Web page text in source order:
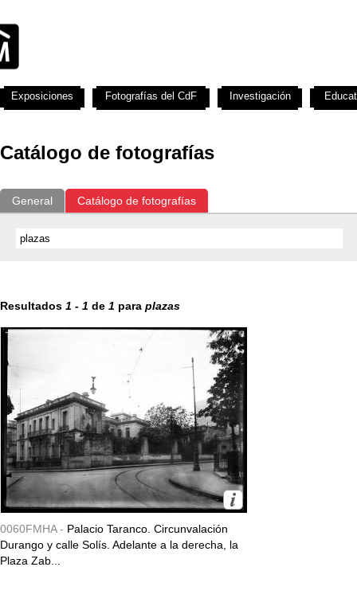
Catálogo de fotografías
General Catálogo de fotografías
Resultados 1 - 1 de 1 para plazas
0060FMHA - Palacio Taranco. Circunvalación
Durango y calle Solís. Adelante a la derecha, la
Plaza Zab...
Exposiciones Fotografías del CdF Investigación